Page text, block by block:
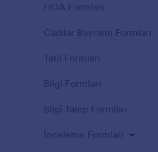
HOA Formları
Cadılar Bayramı Formları
Tatil Formları
Bilgi Formları
Bilgi Talep Formları
İnceleme Formları